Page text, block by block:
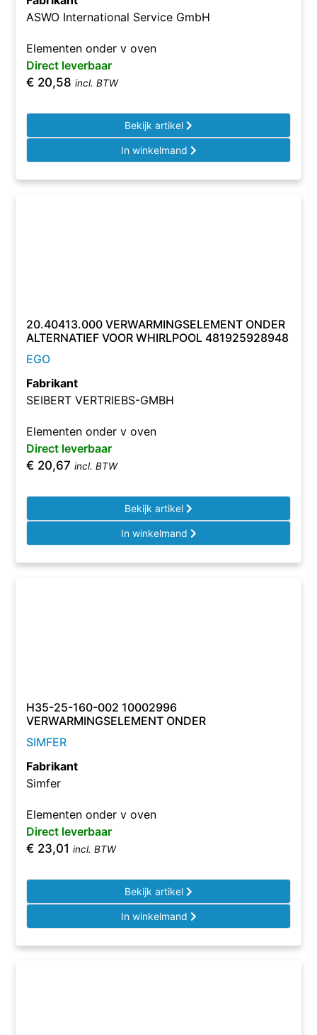
ASWO International Service GmbH
Elementen onder v oven
Direct leverbaar
€ 20,58 incl. BTW
Bekijk artikel
In winkelmand
20.40413.000 VERWARMINGSELEMENT ONDER
ALTERNATIEF VOOR WHIRLPOOL 481925928948
EGO
Fabrikant
SEIBERT VERTRIEBS-GMBH
Elementen onder v oven
Direct leverbaar
€ 20,67 incl. BTW
Bekijk artikel
In winkelmand
H35-25-160-002 10002996
VERWARMINGSELEMENT ONDER
SIMFER
Fabrikant
Simfer
Elementen onder v oven
Direct leverbaar
€ 23,01 incl. BTW
Bekijk artikel
In winkelmand